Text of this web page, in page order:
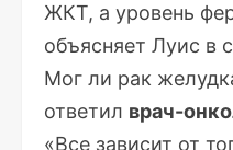
ЖКТ, а уровень
объясняет Луис в
Мог ли рак
ответил врач-
«Все зависит от